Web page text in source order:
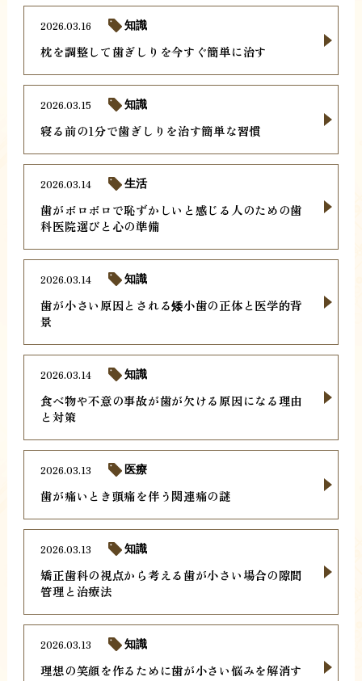
枕を調整して歯ぎしりを今すぐ簡単に治す
2026.03.16 知識
寝る前の1分で歯ぎしりを治す簡単な習慣
2026.03.15 知識
歯がボロボロで恥ずかしいと感じる人のための歯
科医院選びと心の準備
2026.03.14 生活
歯が小さい原因とされる矮小歯の正体と医学的背
景
2026.03.14 知識
食べ物や不意の事故が歯が欠ける原因になる理由
と対策
2026.03.14 知識
歯が痛いとき頭痛を伴う関連痛の謎
2026.03.13 医療
矯正歯科の視点から考える歯が小さい場合の隙間
管理と治療法
2026.03.13 知識
理想の笑顔を作るために歯が小さい悩みを解消す
2026.03.13 知識